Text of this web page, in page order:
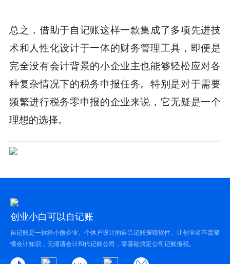
总之，借助于自记账这样一款集成了多项先进技
术和人性化设计于一体的财务管理工具，即便是
完全没有会计背景的小企业主也能够轻松应对各
种复杂情况下的税务申报任务。特别是对于需要
频繁进行税务零申报的企业来说，它无疑是一个
理想的选择。
创业小白可以自记账
自记账是一款给小微企业、个体户设计的自己记账报税软件。让创业者不需要
懂会计知识，无须请会计和代记账公司，零基础搞定公司记账报税。